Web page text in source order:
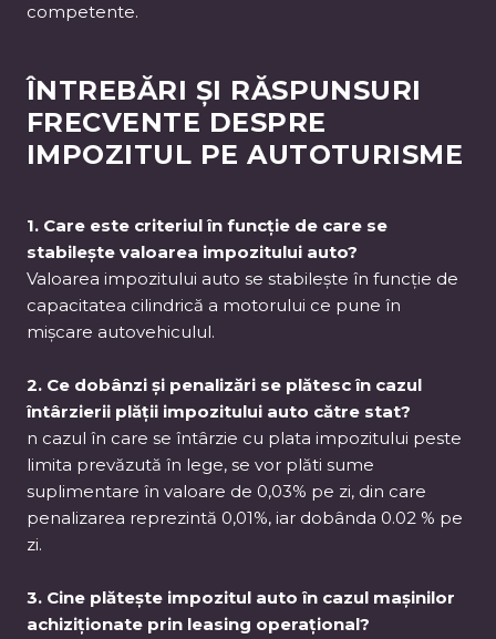
competente.
ÎNTREBĂRI ȘI RĂSPUNSURI
FRECVENTE DESPRE
IMPOZITUL PE AUTOTURISME
1. Care este criteriul în funcție de care se
stabilește valoarea impozitului auto?
Valoarea impozitului auto se stabilește în funcție de
capacitatea cilindrică a motorului ce pune în
mișcare autovehiculul.
2. Ce dobânzi și penalizări se plătesc în cazul
întârzierii plății impozitului auto către stat?
n cazul în care se întârzie cu plata impozitului peste
limita prevăzută în lege, se vor plăti sume
suplimentare în valoare de 0,03% pe zi, din care
penalizarea reprezintă 0,01%, iar dobânda 0.02 % pe
zi.
3. Cine plătește impozitul auto în cazul mașinilor
achiziționate prin leasing operațional?